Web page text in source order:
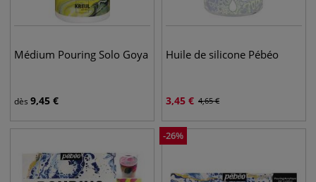
Médium Pouring Solo Goya
dès 9,45 €
Huile de silicone Pébéo
3,45 € 4,65€
-26%